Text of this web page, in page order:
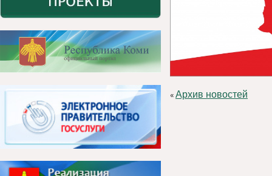
«Архив новостей